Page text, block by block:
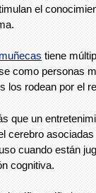
el
muñecas tiene
como personas
los rodean por el
que un
cerebro
cuando están
cognitiva.